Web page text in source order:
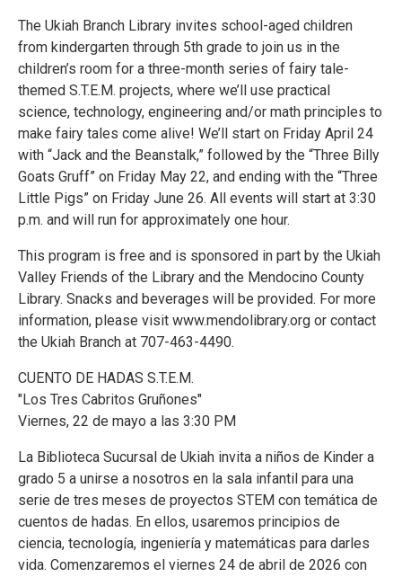
The Ukiah Branch Library invites school-aged children
from kindergarten through 5th grade to join us in the
children’s room for a three-month series of fairy tale-
themed S.T.E.M. projects, where we’ll use practical
science, technology, engineering and/or math principles to
make fairy tales come alive! We’ll start on Friday April 24
with “Jack and the Beanstalk,” followed by the “Three Billy
Goats Gruff” on Friday May 22, and ending with the “Three
Little Pigs” on Friday June 26. All events will start at 3:30
p.m. and will run for approximately one hour.
This program is free and is sponsored in part by the Ukiah
Valley Friends of the Library and the Mendocino County
Library. Snacks and beverages will be provided. For more
information, please visit www.mendolibrary.org or contact
the Ukiah Branch at 707-463-4490.
CUENTO DE HADAS S.T.E.M.
"Los Tres Cabritos Gruñones"
Viernes, 22 de mayo a las 3:30 PM
La Biblioteca Sucursal de Ukiah invita a niños de Kinder a
grado 5 a unirse a nosotros en la sala infantil para una
serie de tres meses de proyectos STEM con temática de
cuentos de hadas. En ellos, usaremos principios de
ciencia, tecnología, ingeniería y matemáticas para darles
vida. Comenzaremos el viernes 24 de abril de 2026 con